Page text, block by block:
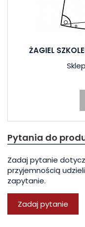
ŻAGIEL
Pytania do
Zadaj pytanie
przyjemnością
zapytanie.
Zadaj pytanie